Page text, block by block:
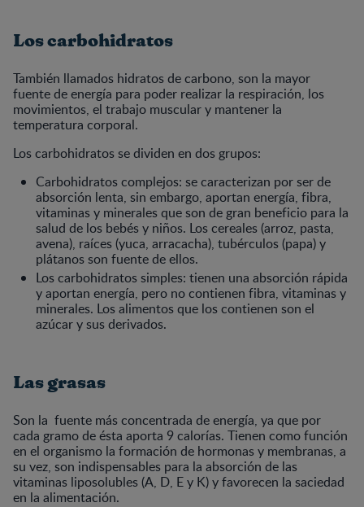
Los carbohidratos
También llamados hidratos de carbono, son la mayor
fuente de energía para poder realizar la respiración, los
movimientos, el trabajo muscular y mantener la
temperatura corporal.
Los carbohidratos se dividen en dos grupos:
Carbohidratos complejos: se caracterizan por ser de
absorción lenta, sin embargo, aportan energía, fibra,
vitaminas y minerales que son de gran beneficio para la
salud de los bebés y niños. Los cereales (arroz, pasta,
avena), raíces (yuca, arracacha), tubérculos (papa) y
plátanos son fuente de ellos.
Los carbohidratos simples: tienen una absorción rápida
y aportan energía, pero no contienen fibra, vitaminas y
minerales. Los alimentos que los contienen son el
azúcar y sus derivados.
Las grasas
Son la fuente más concentrada de energía, ya que por
cada gramo de ésta aporta 9 calorías. Tienen como función
en el organismo la formación de hormonas y membranas, a
su vez, son indispensables para la absorción de las
vitaminas liposolubles (A, D, E y K) y favorecen la saciedad
en la alimentación.